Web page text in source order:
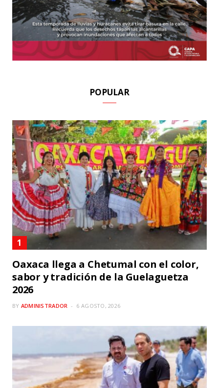
POPULAR
Oaxaca llega a Chetumal con el color,
sabor y tradición de la Guelaguetza
2026
BY ADMINISTRADOR 6 AGOSTO, 2026